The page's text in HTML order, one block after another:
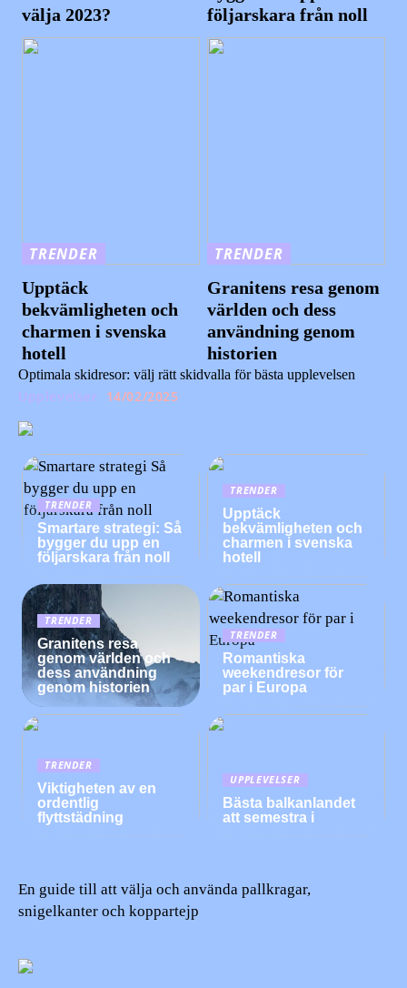
välja 2023?
följarskara från noll
TRENDER
Upptäck
bekvämligheten och
charmen i svenska
hotell
TRENDER
Granitens resa genom
världen och dess
användning genom
historien
Optimala skidresor: välj rätt skidvalla för bästa upplevelsen
Upplevelser 14/02/2025
TRENDER
Smartare strategi: Så
bygger du upp en
följarskara från noll
TRENDER
Upptäck
bekvämligheten och
charmen i svenska
hotell
TRENDER
Granitens resa
genom världen och
dess användning
genom historien
TRENDER
Romantiska
weekendresor för
par i Europa
TRENDER
Viktigheten av en
ordentlig
flyttstädning
UPPLEVELSER
Bästa balkanlandet
att semestra i
En guide till att välja och använda pallkragar,
snigelkanter och koppartejp